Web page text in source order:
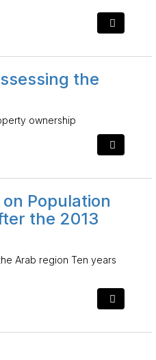
the
ownership
Population
the 2013
Arab region Ten years